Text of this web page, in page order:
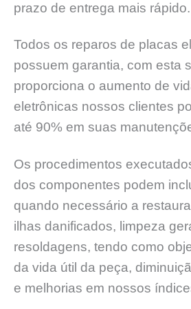
prazo de entrega mais rápido.
Todos os reparos de placas
possuem garantia, com esta
proporciona o aumento de
eletrônicas nossos clientes
até 90% em suas
Os procedimentos
dos componentes podem
quando necessário a
ilhas danificados, limpeza
resoldagens, tendo como
da vida útil da peça,
e melhorias em nossos